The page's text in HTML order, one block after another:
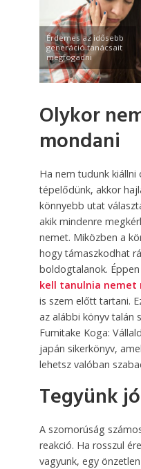
Érdemes az idősebb
generáció tanácsait
megfogadni
Olykor
mondani
Ha nem tudunk
tépelődünk, akkor
könnyebb utat
akik mindenre
nemet. Miközben a
hogy támaszkodhat
boldogtalanok.
kell tanulnia nemet
is szem előtt tartani.
az alábbi könyv talán
Fumitake Koga:
japán sikerkönyv,
lehetsz valóban
Tegyünk
A szomorúság
reakció. Ha rosszul
vagyunk, egy